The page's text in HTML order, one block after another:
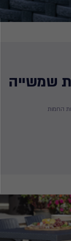
שמשייה
החמות